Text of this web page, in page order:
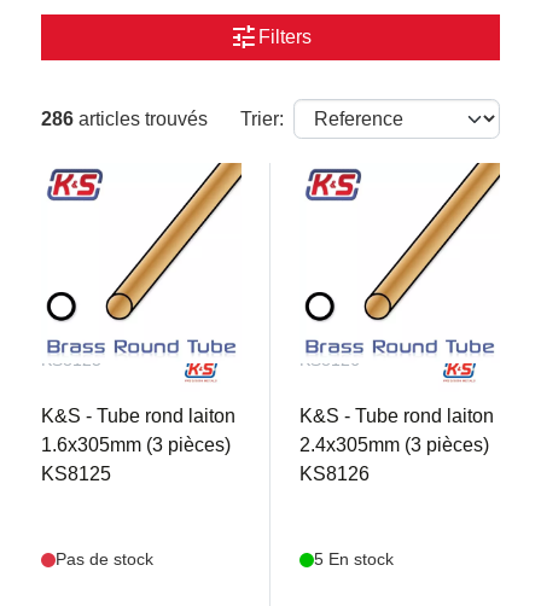
tune Filters
286 articles trouvés Trier:
KS8125
K&S - Tube rond laiton
1.6x305mm (3 pièces)
KS8125
Pas de stock
KS8126
K&S - Tube rond laiton
2.4x305mm (3 pièces)
KS8126
5 En stock